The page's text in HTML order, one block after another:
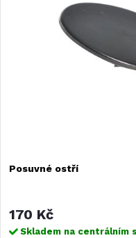
Posuvné ostří
170 Kč
Skladem na centrálním